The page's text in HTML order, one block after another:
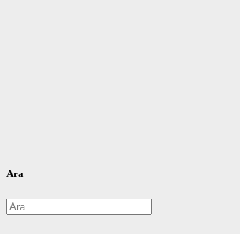
Ara
Arama: